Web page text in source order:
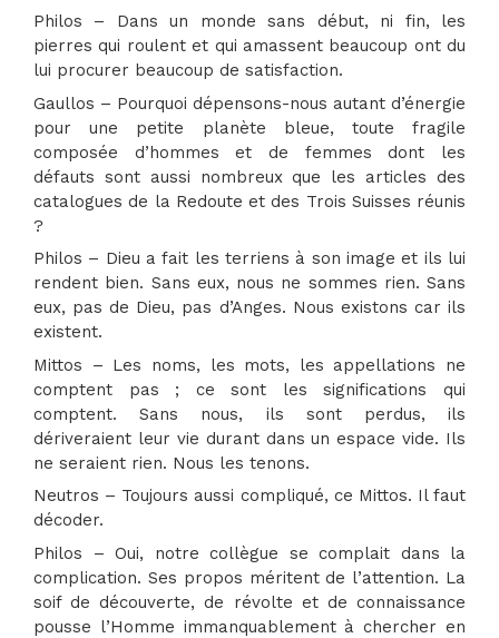
Philos – Dans un monde sans début, ni fin, les
pierres qui roulent et qui amassent beaucoup ont du
lui procurer beaucoup de satisfaction.
Gaullos – Pourquoi dépensons-nous autant d’énergie
pour une petite planète bleue, toute fragile
composée d’hommes et de femmes dont les
défauts sont aussi nombreux que les articles des
catalogues de la Redoute et des Trois Suisses réunis
?
Philos – Dieu a fait les terriens à son image et ils lui
rendent bien. Sans eux, nous ne sommes rien. Sans
eux, pas de Dieu, pas d’Anges. Nous existons car ils
existent.
Mittos – Les noms, les mots, les appellations ne
comptent pas ; ce sont les significations qui
comptent. Sans nous, ils sont perdus, ils
dériveraient leur vie durant dans un espace vide. Ils
ne seraient rien. Nous les tenons.
Neutros – Toujours aussi compliqué, ce Mittos. Il faut
décoder.
Philos – Oui, notre collègue se complait dans la
complication. Ses propos méritent de l’attention. La
soif de découverte, de révolte et de connaissance
pousse l’Homme immanquablement à chercher en